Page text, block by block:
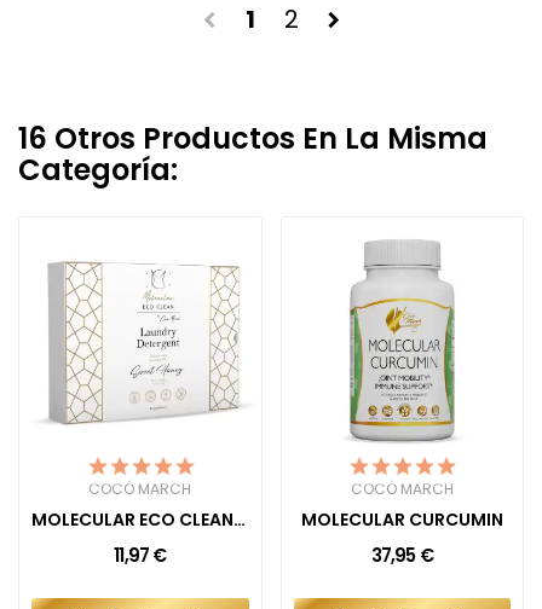
chevron_left 1 2 chevron_right
16 Otros Productos En La Misma
Categoría:
COCÓ MARCH
MOLECULAR ECO CLEAN DETERGENT SWEET HONEY
11,97 €
COCÓ MARCH
MOLECULAR CURCUMIN
37,95 €